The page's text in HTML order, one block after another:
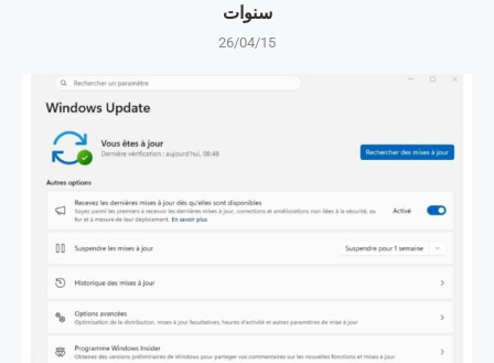
سنوات
26/04/15